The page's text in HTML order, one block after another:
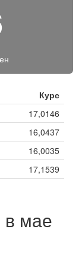
Курс
17,0146
16,0437
16,0035
17,1539
в мае